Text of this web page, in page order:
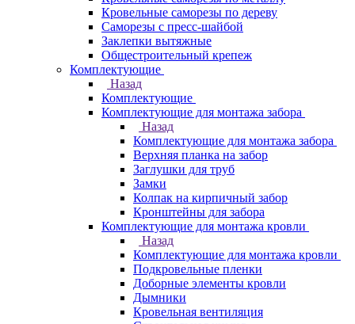
Кровельные саморезы по дереву
Саморезы с пресс-шайбой
Заклепки вытяжные
Общестроительный крепеж
Комплектующие
Назад
Комплектующие
Комплектующие для монтажа забора
Назад
Комплектующие для монтажа забора
Верхняя планка на забор
Заглушки для труб
Замки
Колпак на кирпичный забор
Кронштейны для забора
Комплектующие для монтажа кровли
Назад
Комплектующие для монтажа кровли
Подкровельные пленки
Доборные элементы кровли
Дымники
Кровельная вентиляция